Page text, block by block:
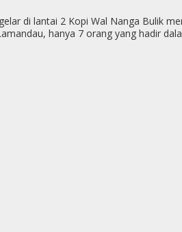
di lantai 2 Kopi Wal Nanga Bulik
hanya 7 orang yang hadir